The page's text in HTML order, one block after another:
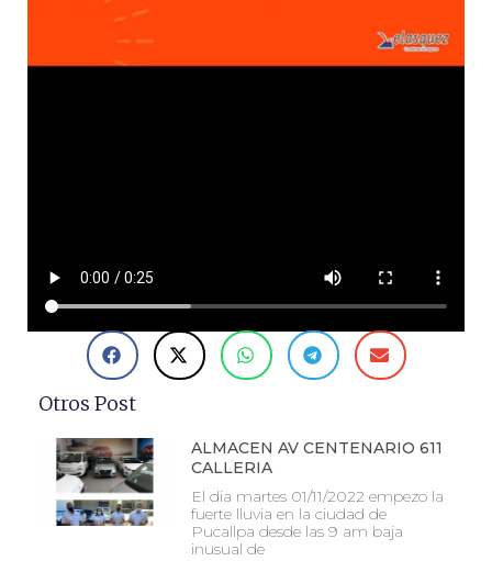
Otros Post
ALMACEN AV CENTENARIO 611
CALLERIA
El dia martes 01/11/2022 empezo la
fuerte lluvia en la ciudad de
Pucallpa desde las 9 am baja
inusual de